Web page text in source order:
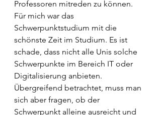
Professoren mitreden zu können.
Für mich war das
Schwerpunktstudium mit die
schönste Zeit im Studium. Es ist
schade, dass nicht alle Unis solche
Schwerpunkte im Bereich IT oder
Digitalisierung anbieten.
Übergreifend betrachtet, muss man
sich aber fragen, ob der
Schwerpunkt alleine ausreicht und